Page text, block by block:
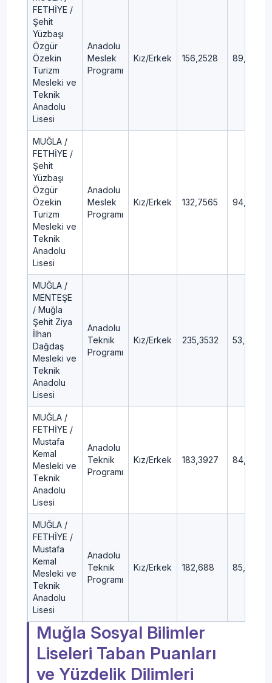
FETHİYE /
Şehit
Yüzbaşı
Özgür
Özekin
Turizm
Mesleki ve
Teknik
Anadolu
Lisesi
Anadolu
Meslek
Programı
Kız/Erkek 156,2528 89,84
MUĞLA /
FETHİYE /
Şehit
Yüzbaşı
Özgür
Özekin
Turizm
Mesleki ve
Teknik
Anadolu
Lisesi
Anadolu
Meslek
Programı
Kız/Erkek 132,7565 94,09
MUĞLA /
MENTEŞE
/ Muğla
Şehit Ziya
İlhan
Dağdaş
Mesleki ve
Teknik
Anadolu
Lisesi
Anadolu
Teknik
Programı
Kız/Erkek 235,3532 53,93
MUĞLA /
FETHİYE /
Mustafa
Kemal
Mesleki ve
Teknik
Anadolu
Lisesi
Anadolu
Teknik
Programı
Kız/Erkek 183,3927 84,94
MUĞLA /
FETHİYE /
Mustafa
Kemal
Mesleki ve
Teknik
Anadolu
Lisesi
Anadolu
Teknik
Programı
Kız/Erkek 182,688 85,07
Muğla Sosyal Bilimler
Liseleri Taban Puanları
ve Yüzdelik Dilimleri